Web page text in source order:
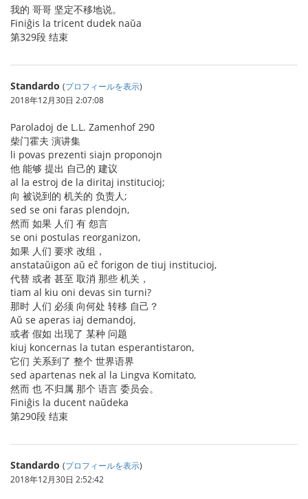
我的 哥哥 坚定不移地说。
Finiĝis la tricent dudek naŭa
第329段 结束
Standardo (プロフィールを表示)
2018年12月30日 2:07:08
Paroladoj de L.L. Zamenhof 290
柴门霍夫 演讲集
li povas prezenti siajn proponojn
他 能够 提出 自己的 建议
al la estroj de la diritaj institucioj;
向 被说到的 机关的 负责人;
sed se oni faras plendojn,
然而 如果 人们 有 怨言
se oni postulas reorganizon,
如果 人们 要求 改组，
anstataŭigon aŭ eĉ forigon de tiuj institucioj,
代替 或者 甚至 取消 那些 机关，
tiam al kiu oni devas sin turni?
那时 人们 必须 向何处 转移 自己？
Aŭ se aperas iaj demandoj,
或者 假如 出现了 某种 问题
kiuj koncernas la tutan esperantistaron,
它们 关系到了 整个 世界语界
sed apartenas nek al la Lingva Komitato,
然而 也 不归属 那个 语言 委员会。
Finiĝis la ducent naŭdeka
第290段 结束
Standardo (プロフィールを表示)
2018年12月30日 2:52:42